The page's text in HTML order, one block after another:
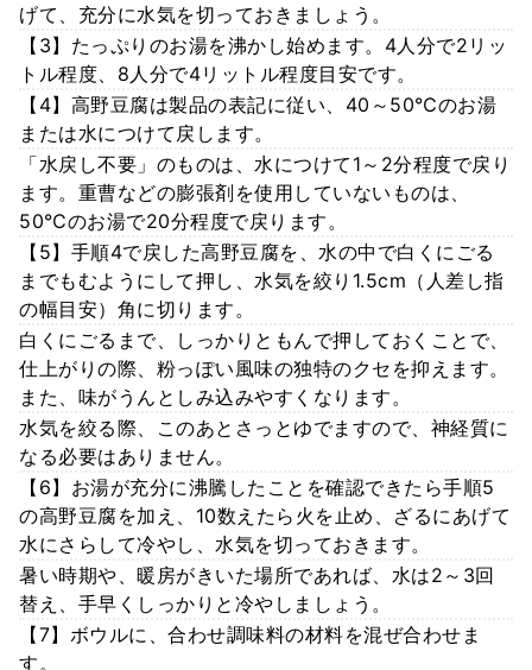
げて、充分に水気を切っておきましょう。
【3】たっぷりのお湯を沸かし始めます。4人分で2リッ
トル程度、8人分で4リットル程度目安です。
【4】高野豆腐は製品の表記に従い、40～50℃のお湯
または水につけて戻します。
「水戻し不要」のものは、水につけて1～2分程度で戻り
ます。重曹などの膨張剤を使用していないものは、
50℃のお湯で20分程度で戻ります。
【5】手順4で戻した高野豆腐を、水の中で白くにごる
までもむようにして押し、水気を絞り1.5cm（人差し指
の幅目安）角に切ります。
白くにごるまで、しっかりともんで押しておくことで、
仕上がりの際、粉っぽい風味の独特のクセを抑えます。
また、味がうんとしみ込みやすくなります。
水気を絞る際、このあとさっとゆでますので、神経質に
なる必要はありません。
【6】お湯が充分に沸騰したことを確認できたら手順5
の高野豆腐を加え、10数えたら火を止め、ざるにあげて
水にさらして冷やし、水気を切っておきます。
暑い時期や、暖房がきいた場所であれば、水は2～3回
替え、手早くしっかりと冷やしましょう。
【7】ボウルに、合わせ調味料の材料を混ぜ合わせま
す。